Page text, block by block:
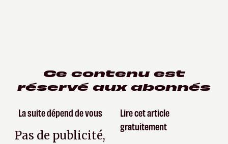
Ce contenu est
réservé aux abonnés
La suite dépend de vous
Pas de publicité,
Lire cet article
gratuitement